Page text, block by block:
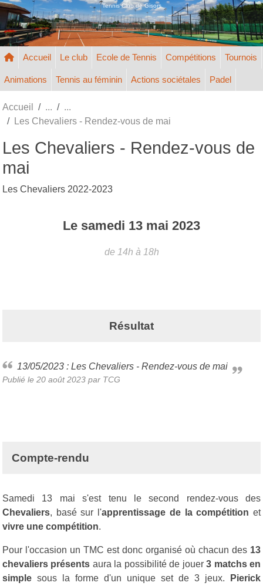
Tennis Club de Gisors
Accueil Le club Ecole de Tennis Compétitions Tournois
Animations Tennis au féminin Actions sociétales Padel
Accueil
Les Chevaliers - Rendez-vous de mai
Les Chevaliers - Rendez-vous de
mai
Les Chevaliers 2022-2023
Le samedi 13 mai 2023
de 14h à 18h
Résultat
13/05/2023 : Les Chevaliers - Rendez-vous de mai
Publié le 20 août 2023 par TCG
Compte-rendu
Samedi 13 mai s'est tenu le second rendez-vous des
Chevaliers, basé sur l'apprentissage de la compétition et
vivre une compétition.
Pour l'occasion un TMC est donc organisé où chacun des 13
chevaliers présents aura la possibilité de jouer3 matchs en
simple sous la forme d'un unique set de 3 jeux.
Pierick
Panneau de gestion des cookies